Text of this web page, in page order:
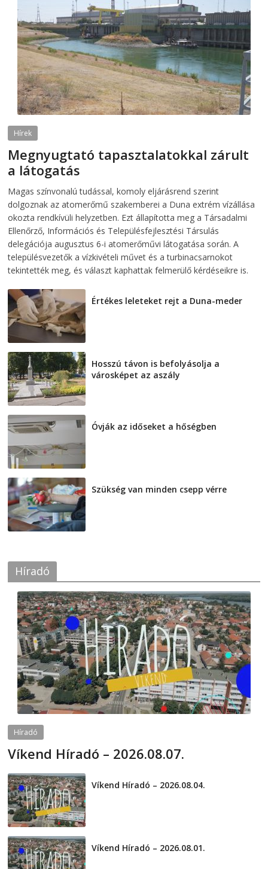
Hírek
Megnyugtató tapasztalatokkal zárult
a látogatás
Magas színvonalú tudással, komoly eljárásrend szerint
dolgoznak az atomerőmű szakemberei a Duna extrém vízállása
okozta rendkívüli helyzetben. Ezt állapította meg a Társadalmi
Ellenőrző, Információs és Településfejlesztési Társulás
delegációja augusztus 6-i atomerőművi látogatása során. A
településvezetők a vízkivételi művet és a turbinacsarnokot
tekintették meg, és választ kaphattak felmerülő kérdéseikre is.
Értékes leleteket rejt a Duna-meder
Hosszú távon is befolyásolja a
városképet az aszály
Óvják az időseket a hőségben
Szükség van minden csepp vérre
Híradó
Híradó
Víkend Híradó – 2026.08.07.
Víkend Híradó – 2026.08.04.
Víkend Híradó – 2026.08.01.